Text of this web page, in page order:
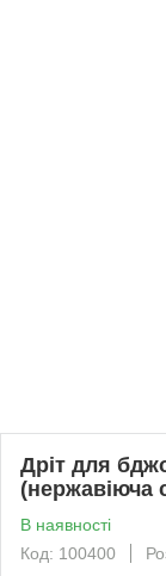
Дріт для
(нержавіюча
В наявності
Код: 100400